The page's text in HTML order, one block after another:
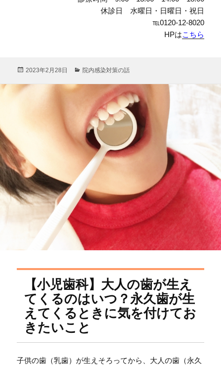
休診日 水曜日・日曜日・祝日
℡0120-12-8020
HPはこちら
投
日:
2023年2月28日
カ
院内感染対策の話
【小児歯科】大人の歯が生え
てくるのはいつ？永久歯が生
えてくるときに気を付けてお
きたいこと
子供の歯（乳歯）が生えそろってから、大人の歯（永久